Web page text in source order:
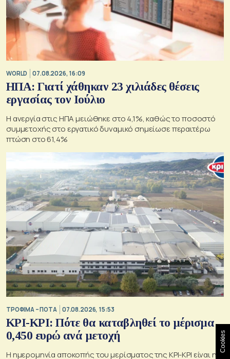
WORLD 07.08.2026, 16:09
ΗΠΑ: Γιατί χάθηκαν 23 χιλιάδες θέσεις
εργασίας τον Ιούλιο
Η ανεργία στις ΗΠΑ μειώθηκε στο 4,1%, καθώς το ποσοστό
συμμετοχής στο εργατικό δυναμικό σημείωσε περαιτέρω
πτώση στο 61,4%
ΤΡΟΦΙΜΑ – ΠΟΤΑ 07.08.2026, 15:53
ΚΡΙ-ΚΡΙ: Πότε θα καταβληθεί το μέρισμα
0,450 ευρώ ανά μετοχή
Η ημερομηνία αποκοπής του μερίσματος της ΚΡΙ-ΚΡΙ είναι η
Cookies